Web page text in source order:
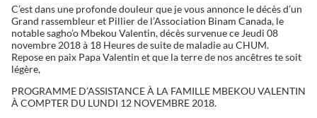
C’est dans une profonde douleur que je vous annonce le décès d’un
Grand rassembleur et Pillier de l’Association Binam Canada, le
notable sagho’o Mbekou Valentin, décès survenue ce Jeudi 08
novembre 2018 à 18 Heures de suite de maladie au CHUM.
Repose en paix Papa Valentin et que la terre de nos ancêtres te soit
légère,
PROGRAMME D’ASSISTANCE À LA FAMILLE MBEKOU VALENTIN
À COMPTER DU LUNDI 12 NOVEMBRE 2018.